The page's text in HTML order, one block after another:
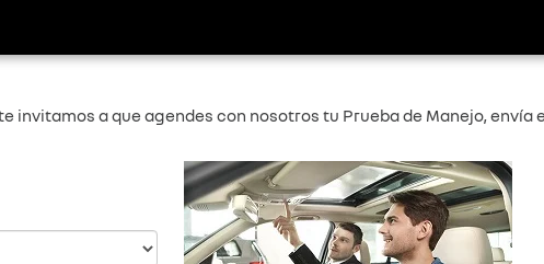
invitamos a que agendes con nosotros tu Prueba de Manejo,